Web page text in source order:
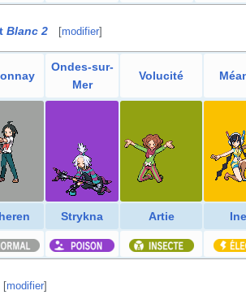
Blanc 2 [modifier]
Ondes-sur-
Mer
Volucité
Strykna Artie
[modifier]